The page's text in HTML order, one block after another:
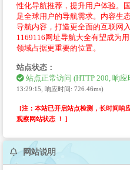
性化导航推荐，提升用户体验。
足全球用户的导航需求。内容生
导航内容，打造更全面的互联网
1169116网址导航大全有望成为
领域占据更重要的位置。
站点状态：
站点正常访问 (HTTP 200, 响应
13:29:15, 响应时间: 726.46ms)
[注：本站已开启站点检测，长时间响
观察网站状态 ！ ]
网站说明